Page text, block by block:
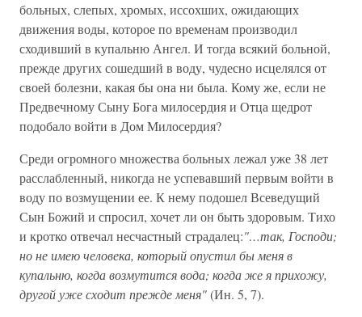
больных, слепых, хромых, иссохших, ожидающих
движения воды, которое по временам производил
сходивший в купальню Ангел. И тогда всякий больной,
прежде других сошедший в воду, чудесно исцелялся от
своей болезни, какая бы она ни была. Кому же, если не
Предвечному Сыну Бога милосердия и Отца щедрот
подобало войти в Дом Милосердия?
Среди огромного множества больных лежал уже 38 лет
расслабленный, никогда не успевавший первым войти в
воду по возмущении ее. К нему подошел Всеведущий
Сын Божий и спросил, хочет ли он быть здоровым. Тихо
и кротко отвечал несчастный страдалец:"…так, Господи;
но не имею человека, который опустил бы меня в
купальню, когда возмутится вода; когда же я прихожу,
другой уже сходит прежде меня"(Ин. 5, 7).